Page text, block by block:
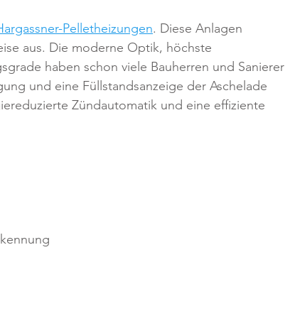
Pelletheizungen. Diese Anlagen
aus. Die moderne Optik, höchste
haben schon viele Bauherren und Sanierer
und eine Füllstandsanzeige der Aschelade
Zündautomatik und eine effiziente